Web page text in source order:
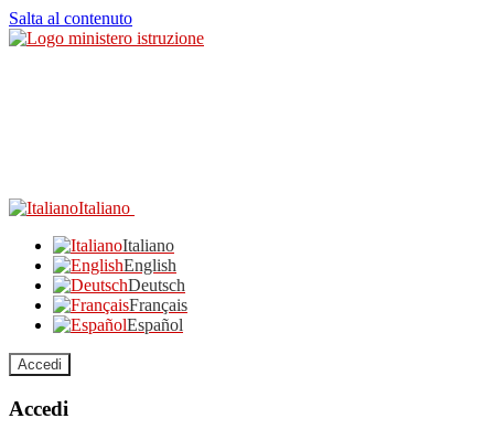
Salta al contenuto
Italiano
Italiano
English
Deutsch
Français
Español
Accedi
Accedi